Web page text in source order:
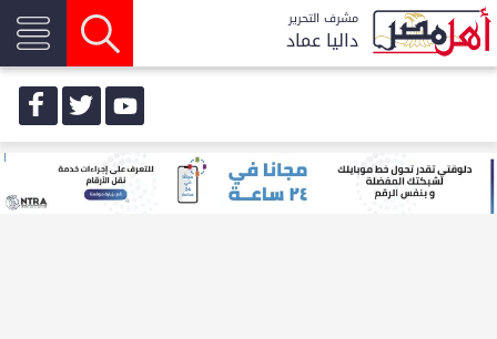
مشرف التحرير
داليا عماد